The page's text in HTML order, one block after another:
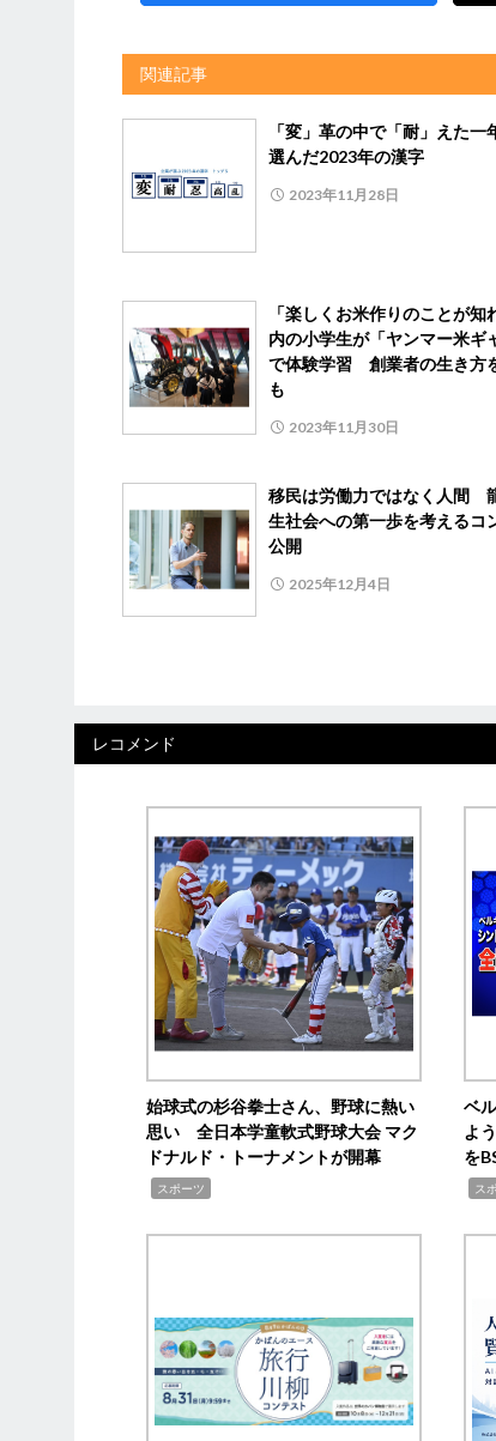
関連記事
「変」革の中で「耐」えた
選んだ2023年の漢字
2023年11月28日
「楽しくお米作りのことが
内の小学生が「ヤンマー米ギ
で体験学習 創業者の生き方
も
2023年11月30日
移民は労働力ではなく人間
生社会への第一歩を考えるコ
公開
2025年12月4日
レコメンド
始球式の杉谷拳士さん、野球に熱い
思い 全日本学童軟式野球大会 マク
ドナルド・トーナメントが開幕
スポーツ
ベ
よ
を
ス